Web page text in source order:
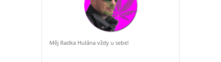
Měj Radka Hulána vždy u sebe!